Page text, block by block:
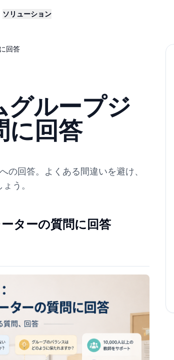
ソリューション
回答
グループジ
に回答
回答。よくある間違いを避け、
う。
ターの質問に回答